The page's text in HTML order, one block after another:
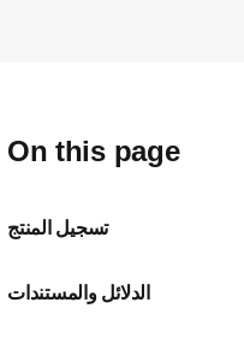
On this page
تسجيل المنتج
الدلائل والمستندات